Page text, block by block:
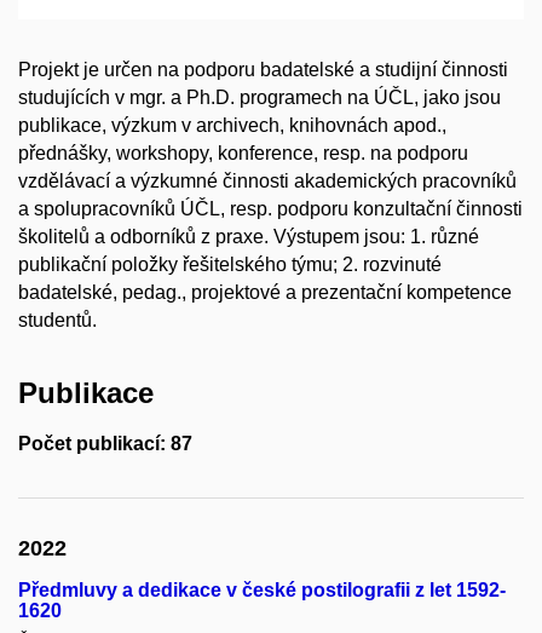
Projekt je určen na podporu badatelské a studijní činnosti
studujících v mgr. a Ph.D. programech na ÚČL, jako jsou
publikace, výzkum v archivech, knihovnách apod.,
přednášky, workshopy, konference, resp. na podporu
vzdělávací a výzkumné činnosti akademických pracovníků
a spolupracovníků ÚČL, resp. podporu konzultační činnosti
školitelů a odborníků z praxe. Výstupem jsou: 1. různé
publikační položky řešitelského týmu; 2. rozvinuté
badatelské, pedag., projektové a prezentační kompetence
studentů.
Publikace
Počet publikací: 87
2022
Předmluvy a dedikace v české postilografii z let 1592-
1620